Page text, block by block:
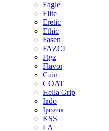
Eagle
Elite
Eretic
Ethic
Fasen
FAZOL
Figz
Flavor
Gain
GOAT
Hella Grip
Indo
Ipozon
KSS
LA